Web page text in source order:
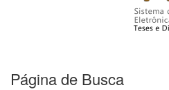
Página de Busca